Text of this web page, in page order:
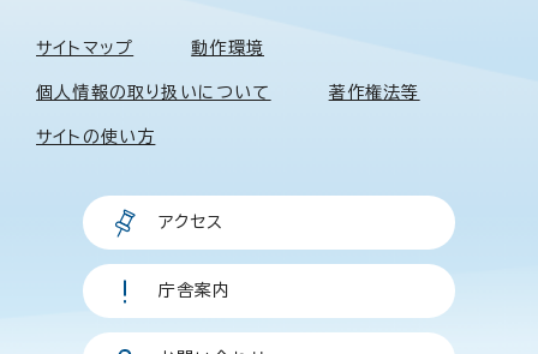
サイトマップ 動作環境
個人情報の取り扱いについて 著作権法等
サイトの使い方
アクセス
庁舎案内